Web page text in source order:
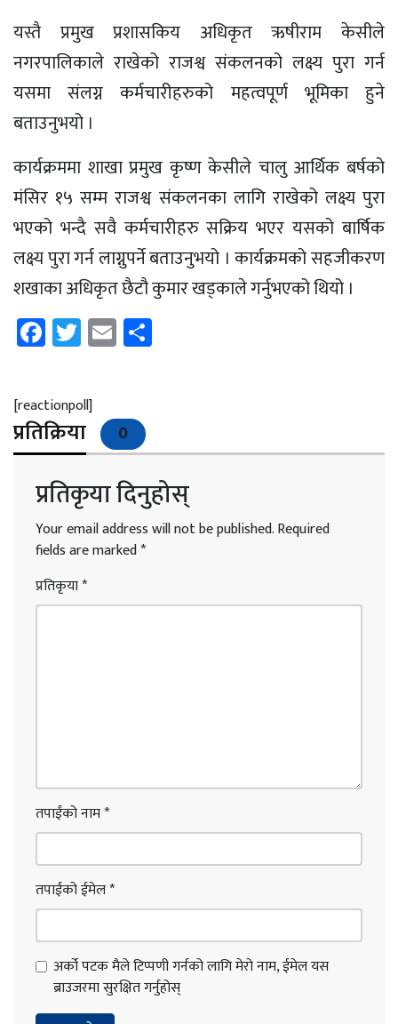
यस्तै प्रमुख प्रशासकिय अधिकृत ऋषीराम केसीले
नगरपालिकाले राखेको राजश्व संकलनको लक्ष्य पुरा गर्न
यसमा संलग्न कर्मचारीहरुको महत्वपूर्ण भूमिका हुने
बताउनुभयो ।
कार्यक्रममा शाखा प्रमुख कृष्ण केसीले चालु आर्थिक बर्षको
मंसिर १५ सम्म राजश्व संकलनका लागि राखेको लक्ष्य पुरा
भएको भन्दै सवै कर्मचारीहरु सक्रिय भएर यसको बार्षिक
लक्ष्य पुरा गर्न लाग्नुपर्ने बताउनुभयो । कार्यक्रमको सहजीकरण
शखाका अधिकृत छैटौ कुमार खड्काले गर्नुभएको थियो ।
Facebook
Twitter
Email
[reactionpoll]
प्रतिक्रिया 0
प्रतिकृया दिनुहोस्
Your email address will not be published.Required
fields are marked*
प्रतिकृया*
तपाईंको नाम*
तपाईंको ईमेल*
अर्को पटक मैले टिप्पणी गर्नको लागि मेरो नाम, ईमेल यस
ब्राउजरमा सुरक्षित गर्नुहोस्